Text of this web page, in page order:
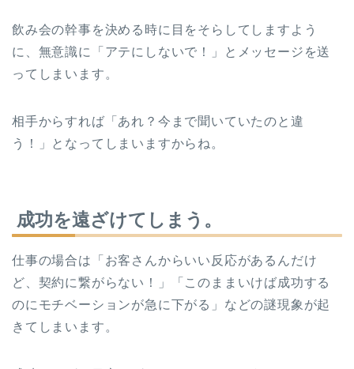
飲み会の幹事を決める時に目をそらしてしますよう
に、無意識に「アテにしないで！」とメッセージを送
ってしまいます。
相手からすれば「あれ？今まで聞いていたのと違
う！」となってしまいますからね。
成功を遠ざけてしまう。
仕事の場合は「お客さんからいい反応があるんだけ
ど、契約に繋がらない！」「このままいけば成功する
のにモチベーションが急に下がる」などの謎現象が起
きてしまいます。